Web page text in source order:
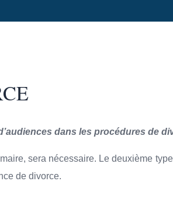
dans les procédures de
sera nécessaire. Le deuxième
de divorce.